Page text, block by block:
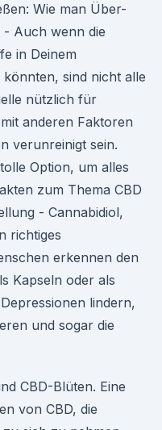
Wie man Über-
- Auch wenn die
in Deinem
sind nicht alle
nützlich für
anderen Faktoren
verunreinigt sein.
Option, um alles
zum Thema CBD
- Cannabidiol,
richtiges
erkennen den
Kapseln oder als
lindern,
und sogar die
CBD-Blüten. Eine
von CBD, die